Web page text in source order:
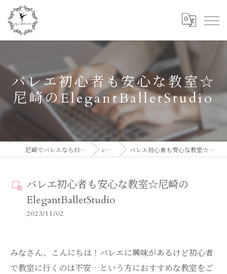
バレエ初心者も安心な教室☆
尼崎のElegantBalletStudio
尼崎でバレエならElegant Ballet Studio column バレエ初心者も安心な教室☆尼崎のElegantBalletStudio
バレエ初心者も安心な教室☆尼崎の
ElegantBalletStudio
2023/11/02
みなさん、こんにちは！バレエに興味があるけど初心者
で教室に行くのは不安…という方におすすめな教室をご